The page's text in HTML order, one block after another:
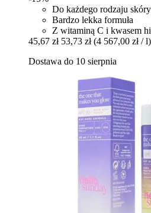
Do każdego rodzaju skóry
Bardzo lekka formuła
Z witaminą C i kwasem
45,67 zł 53,73 zł (4 567,00 zł / l)
Dostawa do 10 sierpnia